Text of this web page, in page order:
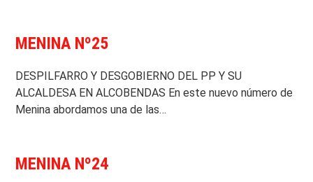
MENINA Nº25
DESPILFARRO Y DESGOBIERNO DEL PP Y SU
ALCALDESA EN ALCOBENDAS En este nuevo número de
Menina abordamos una de las…
MENINA Nº24